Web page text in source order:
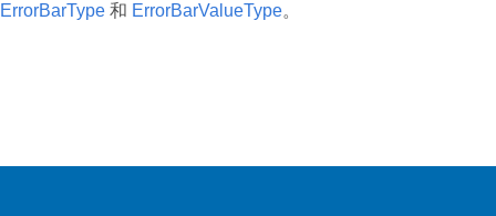
ErrorBarType 和 ErrorBarValueType。